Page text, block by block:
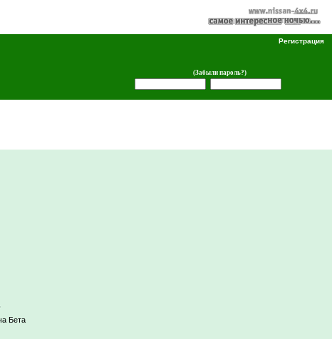
Регистрация
(Забыли пароль?)
Бета